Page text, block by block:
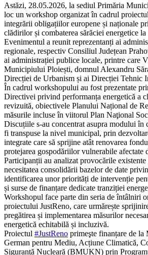
Astăzi, 28.05.2026, la sediul Primăria
loc un workshop organizat în cadrul
integrării obligațiilor europene și naționale
clădirilor și combaterea sărăciei energetice
Evenimentul a reunit reprezentanți ai
regionale, respectiv Consiliul Județean
ai administrației publice locale, printre care
Municipiului Ploiești, domnul Alexandru
Direcției de Urbanism și ai Direcției Tehnic
În cadrul workshopului au fost prezentate
Directivei privind performanța energetică a
revizuită, obiectivele Planului Național de
măsurile incluse în viitorul Plan Naţional
Discuțiile s-au concentrat asupra modului în
fi transpuse la nivel municipal, prin
integrate care să sprijine atât renovarea
protejarea gospodăriilor vulnerabile afectate
Participanții au analizat provocările
necesitatea consolidării bazelor de date
identificarea unor priorități de intervenție
și surse de finanțare dedicate tranziției
Workshopul face parte din seria de întâlniri
proiectului JustReno, care urmărește
pregătirea și implementarea măsurilor
energetică echitabilă și incluzivă.
Proiectul #JustReno primeşte finanțare de la
German pentru Mediu, Acțiune Climatică,
Siguranță Nucleară (BMUKN) prin